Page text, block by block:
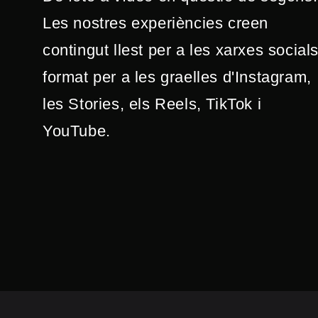
Les nostres experiències creen
contingut llest per a les xarxes
format per a les graelles d'Instagram,
les Stories, els Reels, TikTok i
YouTube.